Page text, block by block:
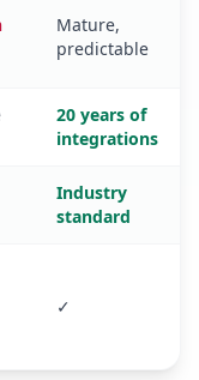
Mature,
predictable
20 years of
integrations
Industry
standard
✓